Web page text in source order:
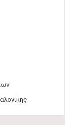
••• •••